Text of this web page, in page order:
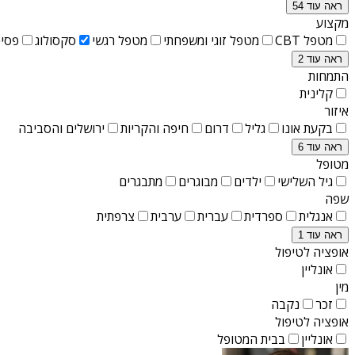
ראה עוד 54
מקצוע
מטפל CBT
מטפל זוגי ומשפחתי מטפל רגשי סקסולוג
ראה עוד 2
התמחות
קלינית
איזור
בקעת אונו
גליל דרום חיפה והקריות ירושלים והסביבה
ראה עוד 6
מטופל
גיל השלישי
ילדים מבוגרים
מתבגרים
שפה
אנגלית
ספרדית עברית ערבית צרפתית
ראה עוד 1
אופציה לטיפול
אונליין
מין
זכר
נקבה
אופציה לטיפול
אונליין
בבית המטופל